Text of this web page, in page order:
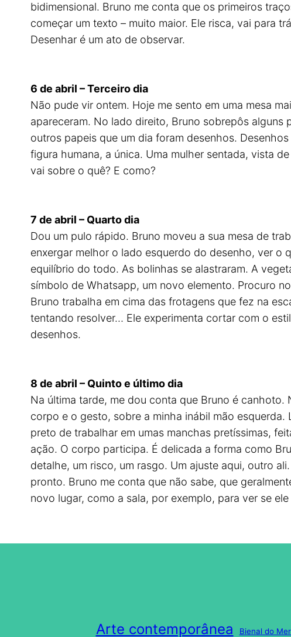
bidimensional. Bruno me conta que os primeiros
começar um texto – muito maior. Ele risca, vai para
Desenhar é um ato de observar.
6 de abril – Terceiro dia
Não pude vir ontem. Hoje me sento em uma mesa
apareceram. No lado direito, Bruno sobrepôs alguns
outros papeis que um dia foram desenhos.
figura humana, a única. Uma mulher sentada, vista
vai sobre o quê? E como?
7 de abril – Quarto dia
Dou um pulo rápido. Bruno moveu a sua mesa de
enxergar melhor o lado esquerdo do desenho, ver o
equilíbrio do todo. As bolinhas se alastraram. A
símbolo de Whatsapp, um novo elemento. Procuro
Bruno trabalha em cima das frotagens que fez na
tentando resolver… Ele experimenta cortar com o
desenhos.
8 de abril – Quinto e último dia
Na última tarde, me dou conta que Bruno é
corpo e o gesto, sobre a minha inábil mão
preto de trabalhar em umas manchas pretíssimas,
ação. O corpo participa. É delicada a forma como
detalhe, um risco, um rasgo. Um ajuste aqui, outro
pronto. Bruno me conta que não sabe, que
novo lugar, como a sala, por exemplo, para ver se
Arte contemporânea Bienal do